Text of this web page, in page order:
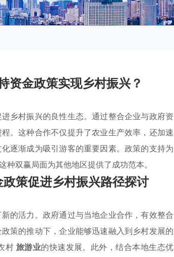
资金政策实现乡村振兴？
进乡村振兴的良性生态。通过整合企业与政府资
。这种合作不仅提升了农业生产效率，还加速
逐渐成为吸引游客的重要因素。政策的支持为
双赢局面为其他地区提供了成功范本。
策促进乡村振兴路径探讨
的活力。政府通过与当地企业合作，有效整合
策的推动下，企业能够迅速融入到乡村发展的
村 旅游业的快速发展。此外，结合本地生态优